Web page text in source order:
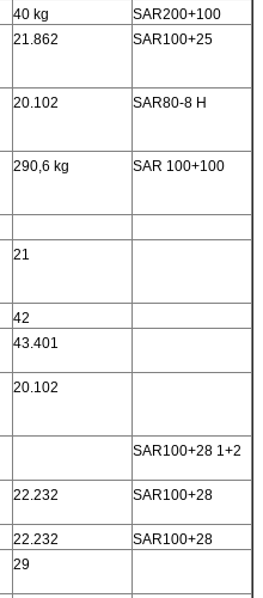
40 kg
SAR200+100
21.862 SAR100+25
20.102 SAR80-8 H
290,6 kg SAR 100+100
21
42
43.401
20.102
SAR100+28 1+2
22.232 SAR100+28
22.232
SAR100+28
29